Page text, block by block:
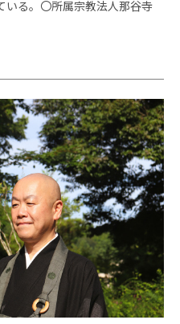
いる。〇所属宗教法人那谷寺